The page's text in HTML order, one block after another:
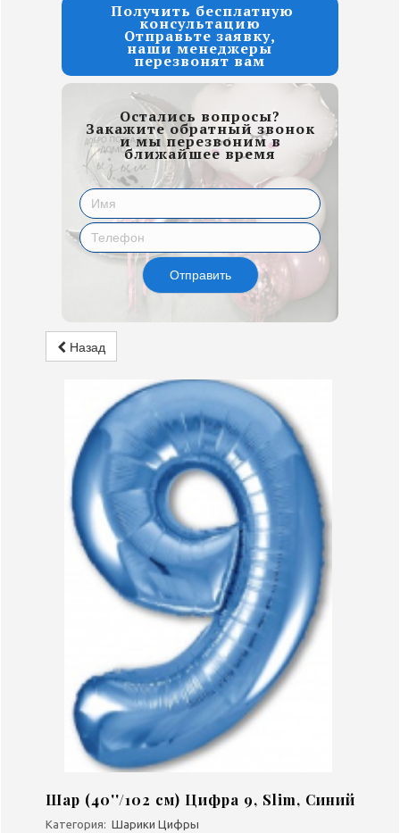
Получить бесплатную
консультацию
Отправьте заявку,
наши менеджеры
перезвонят вам
Остались вопросы?
Закажите обратный звонок
и мы перезвоним в
ближайшее время
Отправить
Назад
Шар (40''/102 см) Цифра 9, Slim, Синий
Категория: Шарики Цифры